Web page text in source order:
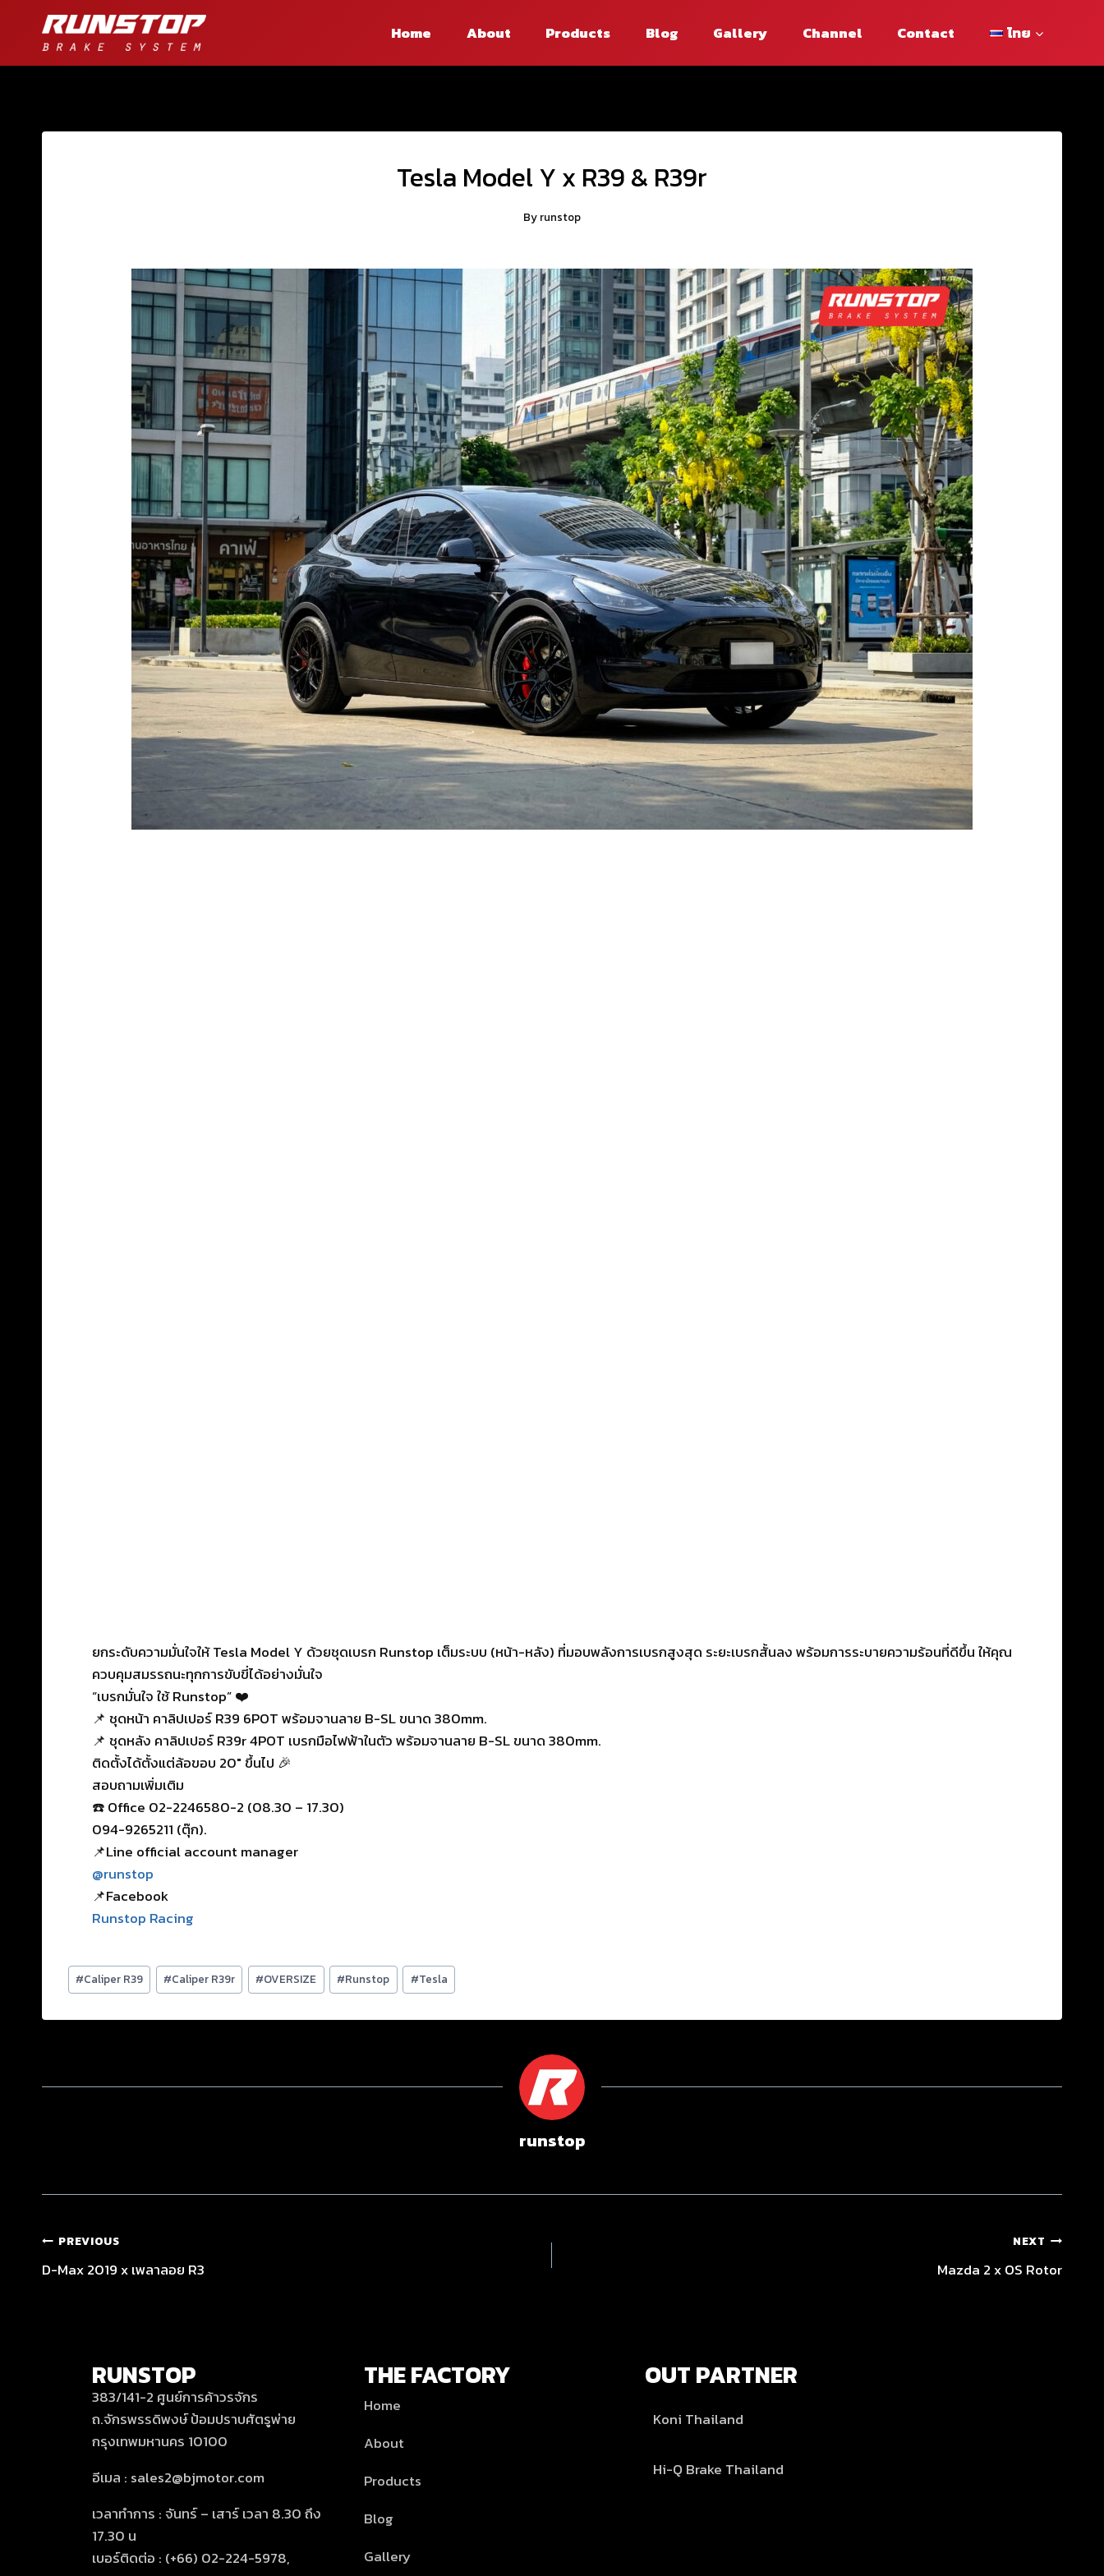
Home About Products Blog Gallery Channel Contact ไทย
Tesla Model Y x R39 & R39r
By runstop
ยกระดับความมั่นใจให้ Tesla Model Y ด้วยชุดเบรก Runstop เต็มระบบ (หน้า-หลัง) ที่มอบพลังการเบรกสูงสุด ระยะเบรกสั้นลง พร้อมการระบายความร้อนที่ดีขึ้น ให้คุณ
ควบคุมสมรรถนะทุกการขับขี่ได้อย่างมั่นใจ
“เบรกมั่นใจ ใช้ Runstop” ❤️
📌 ชุดหน้า คาลิปเปอร์ R39 6POT พร้อมจานลาย B-SL ขนาด 380mm.
📌 ชุดหลัง คาลิปเปอร์ R39r 4POT เบรกมือไฟฟ้าในตัว พร้อมจานลาย B-SL ขนาด 380mm.
ติดตั้งได้ตั้งแต่ล้อขอบ 20″ ขึ้นไป 🎉
สอบถามเพิ่มเติม
☎️ Office 02-2246580-2 (08.30 – 17.30)
094-9265211 (ตุ๊ก).
📌Line official account manager
@runstop
📌Facebook
Runstop Racing
#Caliper R39 #Caliper R39r #OVERSIZE #Runstop #Tesla
runstop
PREVIOUS
D-Max 2019 x เพลาลอย R3
NEXT
Mazda 2 x OS Rotor
RUNSTOP
383/141-2 ศูนย์การค้าวรจักร
ถ.จักรพรรดิพงษ์ ป้อมปราบศัตรูพ่าย
กรุงเทพมหานคร 10100
อีเมล : sales2@bjmotor.com
เวลาทำการ : จันทร์ – เสาร์ เวลา 8.30 ถึง
17.30 น
เบอร์ติดต่อ : (+66) 02-224-5978,
THE FACTORY
Home
About
Products
Blog
Gallery
OUT PARTNER
Koni Thailand
Hi-Q Brake Thailand